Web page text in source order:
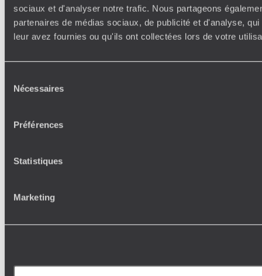
sociaux et d'analyser notre trafic. Nous partageons
partenaires de médias sociaux, de publicité et d'analyse,
leur avez fournies ou qu'ils ont collectées lors de votre
Nécessaires
Préférences
Statistiques
Marketing